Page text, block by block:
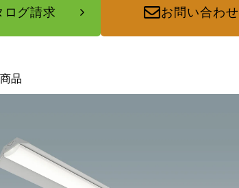
ログ請求 お問い合わせ
品